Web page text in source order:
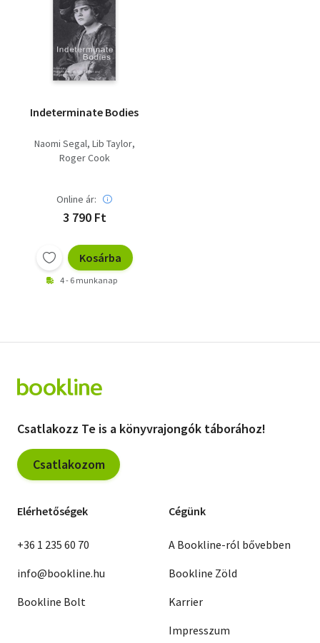
Természettudomány
Történelem
Indeterminate Bodies
Naomi Segal Lib Taylor
Roger Cook
Online ár:
3 790 Ft
Kosárba
4 - 6 munkanap
Csatlakozz Te is a könyvrajongók táborához!
Csatlakozom
Elérhetőségek
+36 1 235 60 70
info@bookline.hu
Bookline Bolt
Cégünk
A Bookline-ról bővebben
Bookline Zöld
Karrier
Impresszum